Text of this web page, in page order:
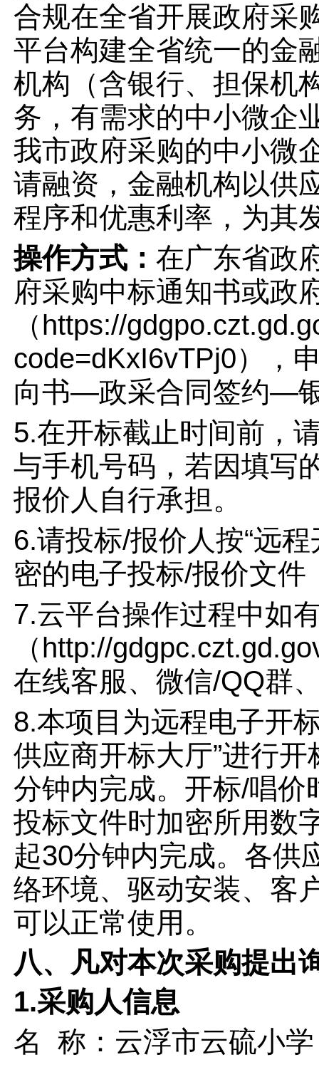
合规在全省开展政府采
平台构建全省统一的金
机构（含银行、担保机
务，有需求的中小微企
我市政府采购的中小微
请融资，金融机构以供
程序和优惠利率，为其
操作方式： 在广东省政
府采购中标通知书或政
（https://
code=dKxI6vTPj0），
向书—政采合同签约—
5.在开标截止时间前，
与手机号码，若因填写
报价人自行承担。
6.请投标/报价人按“远
密的电子投标/报价文
7.云平台操作过程中如
（http://
在线客服、微信/QQ群
8.本项目为远程电子开
供应商开标大厅”进行
分钟内完成。开标/唱
投标文件时加密所用数
起30分钟内完成。各供
络环境、驱动安装、客
可以正常使用。
八、凡对本次采购提出
1.采购人信息
名 称： 云浮市云硫小学